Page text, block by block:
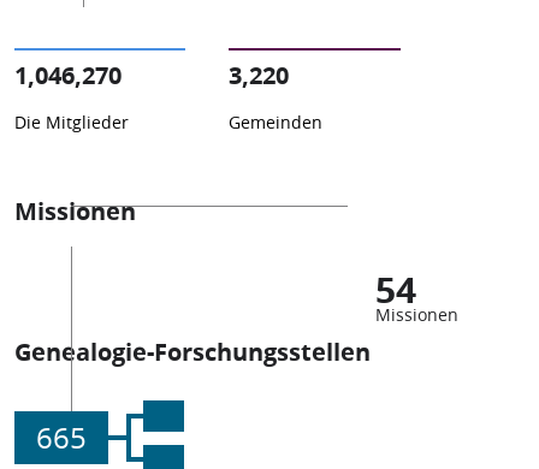
1,046,270
Die Mitglieder
3,220
Gemeinden
Missionen
54
Missionen
Genealogie-Forschungsstellen
665